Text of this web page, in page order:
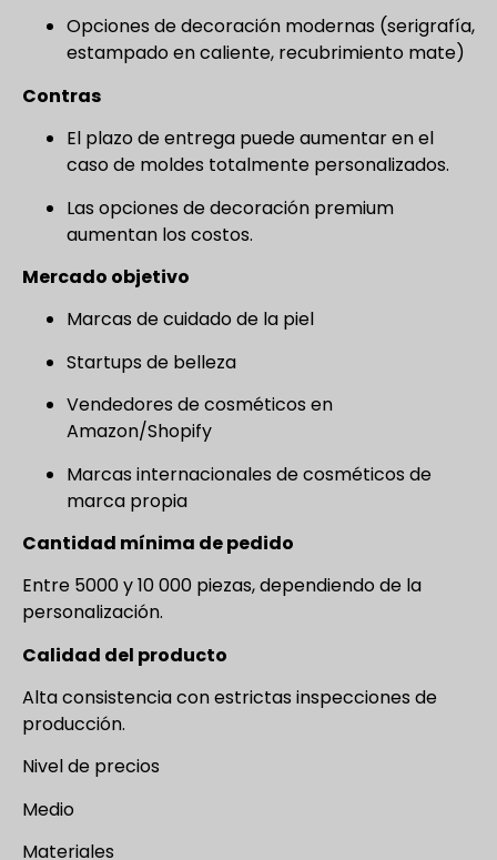
Opciones de decoración modernas (serigrafía,
estampado en caliente, recubrimiento mate)
Contras
El plazo de entrega puede aumentar en el
caso de moldes totalmente personalizados.
Las opciones de decoración premium
aumentan los costos.
Mercado objetivo
Marcas de cuidado de la piel
Startups de belleza
Vendedores de cosméticos en
Amazon/Shopify
Marcas internacionales de cosméticos de
marca propia
Cantidad mínima de pedido
Entre 5000 y 10 000 piezas, dependiendo de la
personalización.
Calidad del producto
Alta consistencia con estrictas inspecciones de
producción.
Nivel de precios
Medio
Materiales